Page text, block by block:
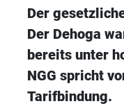
Der
Der Dehoga
bereits unter
NGG spricht
Tarifbindung.